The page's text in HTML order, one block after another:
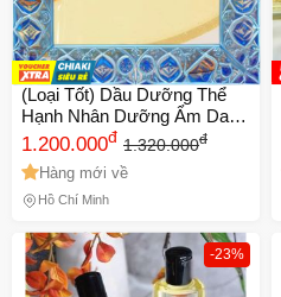
(Loại Tốt) Dầu Dưỡng Thể
Hạnh Nhân Dưỡng Ẩm Da
L'Occitan Almond Supple
Skin Oil 100ml Hàng Chuẩn
1.200.000đ 1.320.000đ
Hàng mới về
Hồ Chí Minh
-23%